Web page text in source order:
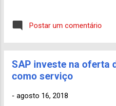
Lemann, do
mas na visão
do Futuro, Gerd
que tecnologias
sociais e os
CIAB 2018,
Postar um comentário
SAP investe na oferta
como serviço
- agosto 16, 2018